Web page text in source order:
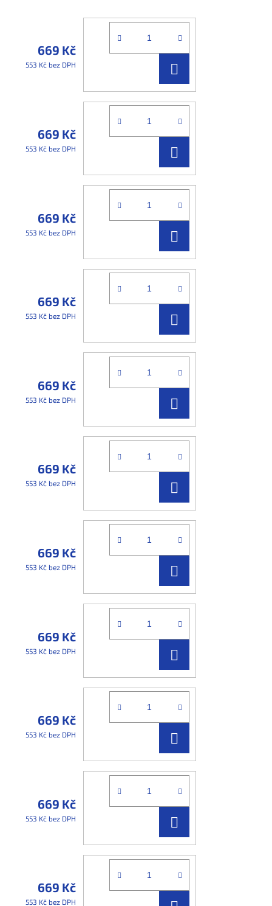
669 Kč
553 Kč bez DPH
KOŠÍKU
669 Kč
553 Kč bez DPH
KOŠÍKU
669 Kč
553 Kč bez DPH
KOŠÍKU
669 Kč
553 Kč bez DPH
KOŠÍKU
669 Kč
553 Kč bez DPH
KOŠÍKU
669 Kč
553 Kč bez DPH
KOŠÍKU
669 Kč
553 Kč bez DPH
KOŠÍKU
669 Kč
553 Kč bez DPH
KOŠÍKU
669 Kč
553 Kč bez DPH
KOŠÍKU
669 Kč
553 Kč bez DPH
KOŠÍKU
669 Kč
553 Kč bez DPH